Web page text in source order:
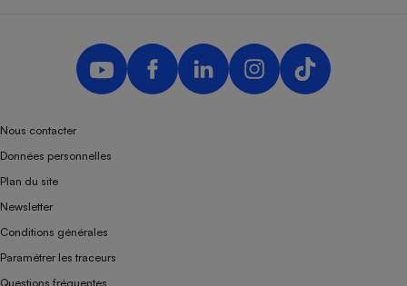
Nous contacter
Données personnelles
Plan du site
Newsletter
Conditions générales
Paramétrer les traceurs
Questions fréquentes